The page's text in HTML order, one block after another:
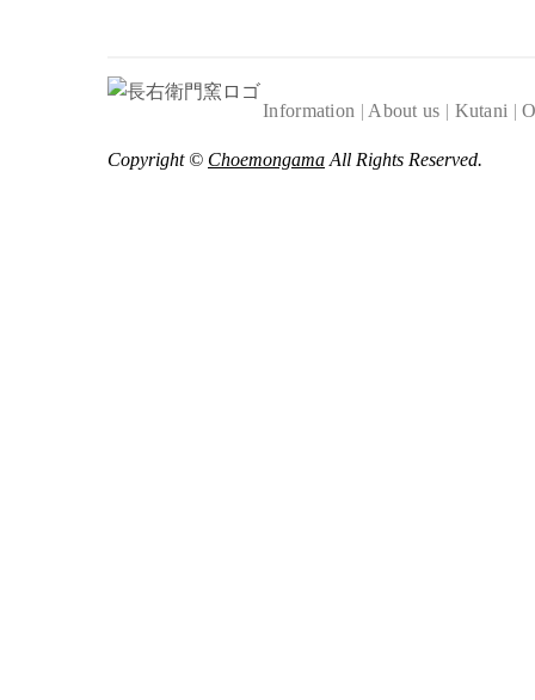
Information | About us | Kutani |
Copyright © Choemongama All Rights Reserved.